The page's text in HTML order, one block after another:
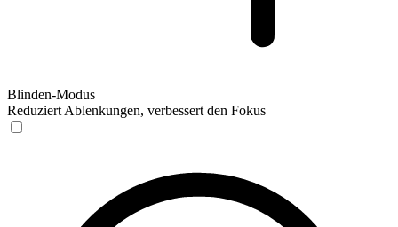
Blinden-Modus
Reduziert Ablenkungen, verbessert den Fokus